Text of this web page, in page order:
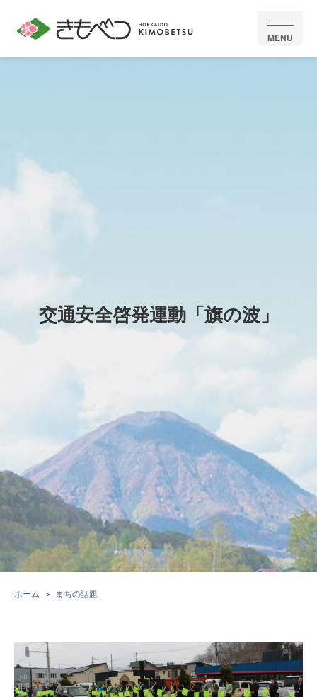
MENU
交通安全啓発運動「旗の波」
ホーム まちの話題